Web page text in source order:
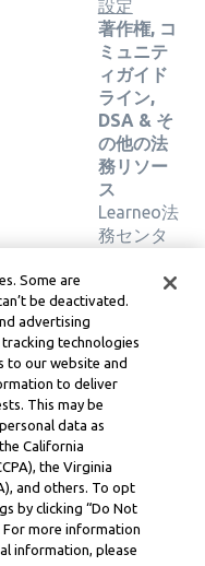
設定
著作権, コ
ミュニテ
ィガイド
ライン,
DSA & そ
の他の法
務リソー
ス
Learneo法
務センタ
サービス
business
Some are
be deactivated.
advertising
technologies
to our website and
to deliver
This may be
data as
California
the Virginia
and others. To opt
by clicking “Do Not
For more information
information, please